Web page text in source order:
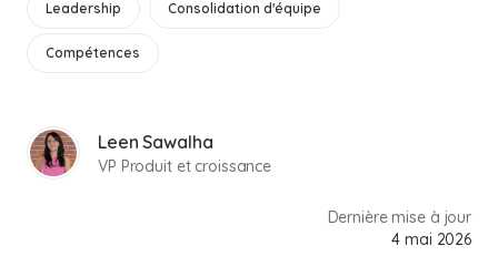
Leadership Consolidation d'équipe
Compétences
Leen Sawalha
VP Produit et croissance
Dernière mise à jour
4 mai 2026